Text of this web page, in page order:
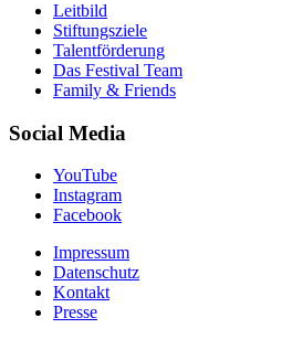
Leitbild
Stiftungsziele
Talentförderung
Das Festival Team
Family & Friends
Social Media
YouTube
Instagram
Facebook
Impressum
Datenschutz
Kontakt
Presse